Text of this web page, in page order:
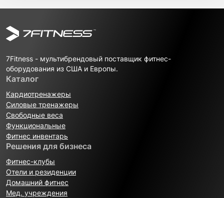
7Fitness - мультибрендовый поставщик фитнес-
оборудования из США и Европы.
Каталог
Кардиотренажеры
Силовые тренажеры
Свободные веса
Функциональные
Фитнес инвентарь
Решения для бизнеса
Фитнес-клубы
Отели и резиденции
Домашний фитнес
Мед. учреждения